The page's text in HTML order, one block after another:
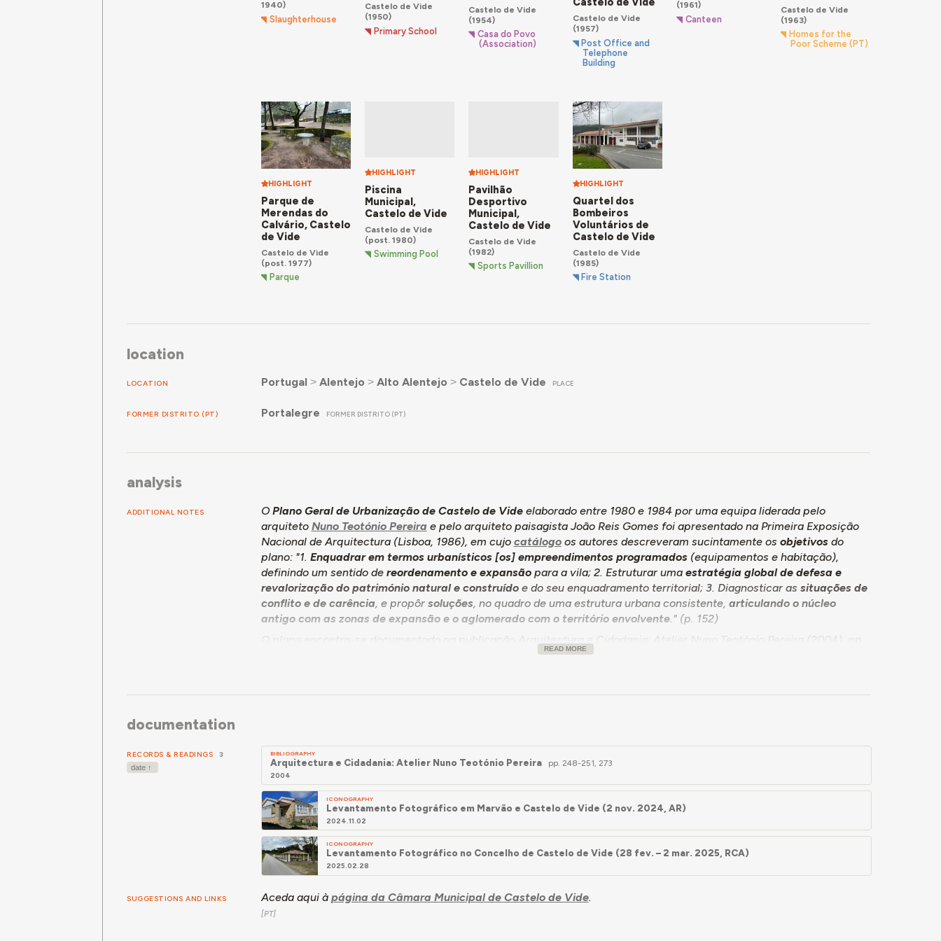
1940)
Slaughterhouse
Castelo de Vide
(1950)
Primary School
Castelo de Vide
(1954)
Casa do Povo
(Association)
Castelo de Vide
(1957)
Post Office and
Telephone
Building
(1961)
Canteen
Castelo de Vide
(1963)
Homes for the
Poor Scheme (PT)
HIGHLIGHT
Parque de
Merendas do
Calvário, Castelo
de Vide
Castelo de Vide
(post. 1977)
Parque
HIGHLIGHT
Piscina
Municipal,
Castelo de Vide
Castelo de Vide
(post. 1980)
Swimming Pool
HIGHLIGHT
Pavilhão
Desportivo
Municipal,
Castelo de Vide
Castelo de Vide
(1982)
Sports Pavillion
HIGHLIGHT
Quartel dos
Bombeiros
Voluntários de
Castelo de Vide
Castelo de Vide
(1985)
Fire Station
location
LOCATION Portugal ˃ Alentejo ˃ Alto Alentejo ˃ Castelo de Vide PLACE
FORMER DISTRITO (PT) Portalegre FORMER DISTRITO (PT)
analysis
ADDITIONAL NOTES O Plano Geral de Urbanização de Castelo de Videelaborado entre 1980 e 1984 por uma equipa liderada pelo
arquiteto Nuno Teotónio Pereirae pelo arquiteto paisagista João Reis Gomes foi apresentado na Primeira Exposição
Nacional de Arquitectura (Lisboa, 1986), em cujo catálogoos autores descreveram sucintamente os objetivosdo
plano: "1. Enquadrar em termos urbanísticos [os] empreendimentos programados(equipamentos e habitação),
definindo um sentido de reordenamento e expansão para a vila; 2. Estruturar uma estratégia global de defesa e
revalorização do património natural e construídoe do seu enquadramento territorial; 3. Diagnosticar as situações de
conflito e de carência, e propôr soluções, no quadro de uma estrutura urbana consistente, articulando o núcleo
antigo com as zonas de expansão e o aglomerado com o território envolvente." (p. 152)
READ MORE
documentation
RECORDS & READINGS 3 BIBLIOGRAPHY
Arquitectura e Cidadania: Atelier Nuno Teotónio Pereira pp. 248-251, 273
2004
ICONOGRAPHY
Levantamento Fotográfico em Marvão e Castelo de Vide (2 nov. 2024, AR)
2024.11.02
ICONOGRAPHY
Levantamento Fotográfico no Concelho de Castelo de Vide (28 fev. – 2 mar. 2025, RCA)
2025.02.28
SUGGESTIONS AND LINKS Aceda aqui à página da Câmara Municipal de Castelo de Vide.